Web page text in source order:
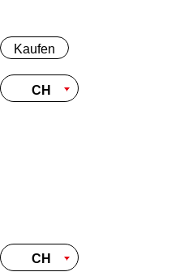
content
Kaufen
CH
CH